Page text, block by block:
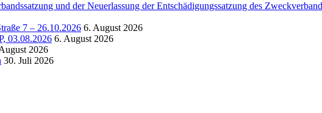
und der Neuerlassung der Entschädigungssatzung des
7 – 26.10.2026 6. August 2026
03.08.2026 6. August 2026
2026
30. Juli 2026